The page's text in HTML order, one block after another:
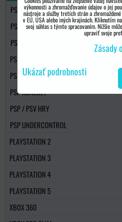
PSP 3000
PSP GO
PS VITA
PS VITA
PSP PAMÄŤOVÉ KARTY
PSP KONZOLY
PSP / PSV HRY
PSP UNDERCONTROL
PLAYSTATION 2
PLAYSTATION 3
PLAYSTATION 4
PLAYSTATION 5
XBOX 360
výkonnosti a zhromažďovanie údajov o jej
nástroje a služby tretích strán a
v EÚ, USA alebo iných krajinách. Kliknutím
svoj súhlas s týmto spracovaním. Nižšie
upraviť svoje
Zásady
Ukázať podrobnosti